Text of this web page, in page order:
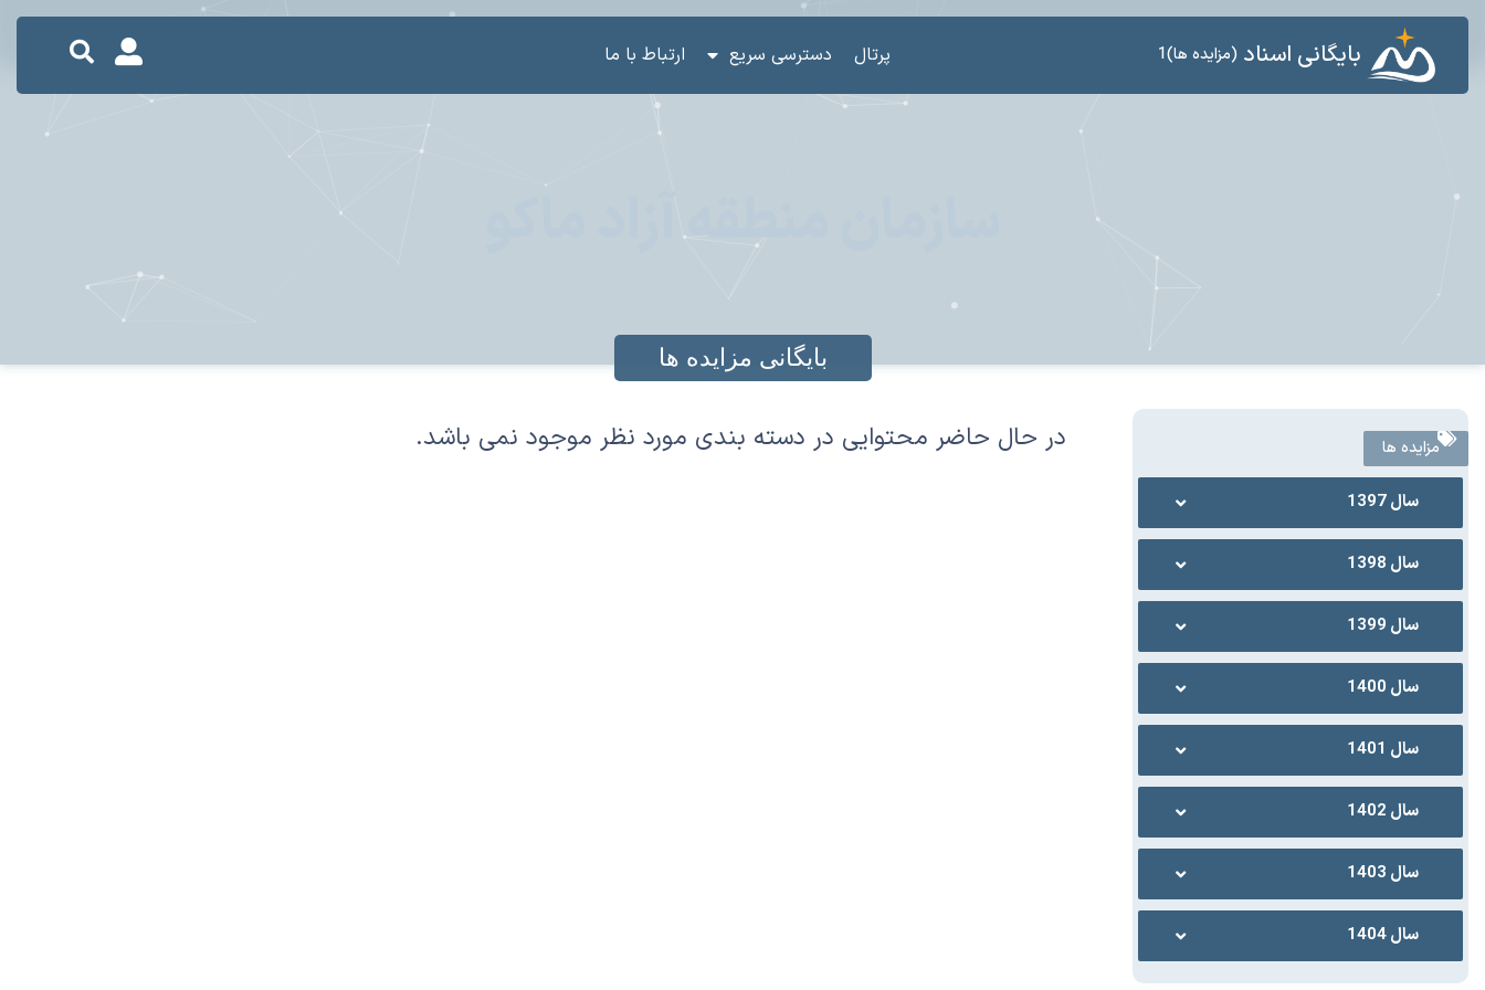
بایگانی اسناد (مزایده ها)1 پرتال دسترسی سریع ارتباط با ما
سازمان منطقه آزاد ماکو
بایگانی مزایده ها
مزایده ها
سال 1397
سال 1398
سال 1399
سال 1400
سال 1401
سال 1402
سال 1403
سال 1404
در حال حاضر محتوایی در دسته بندی مورد نظر موجود نمی باشد.